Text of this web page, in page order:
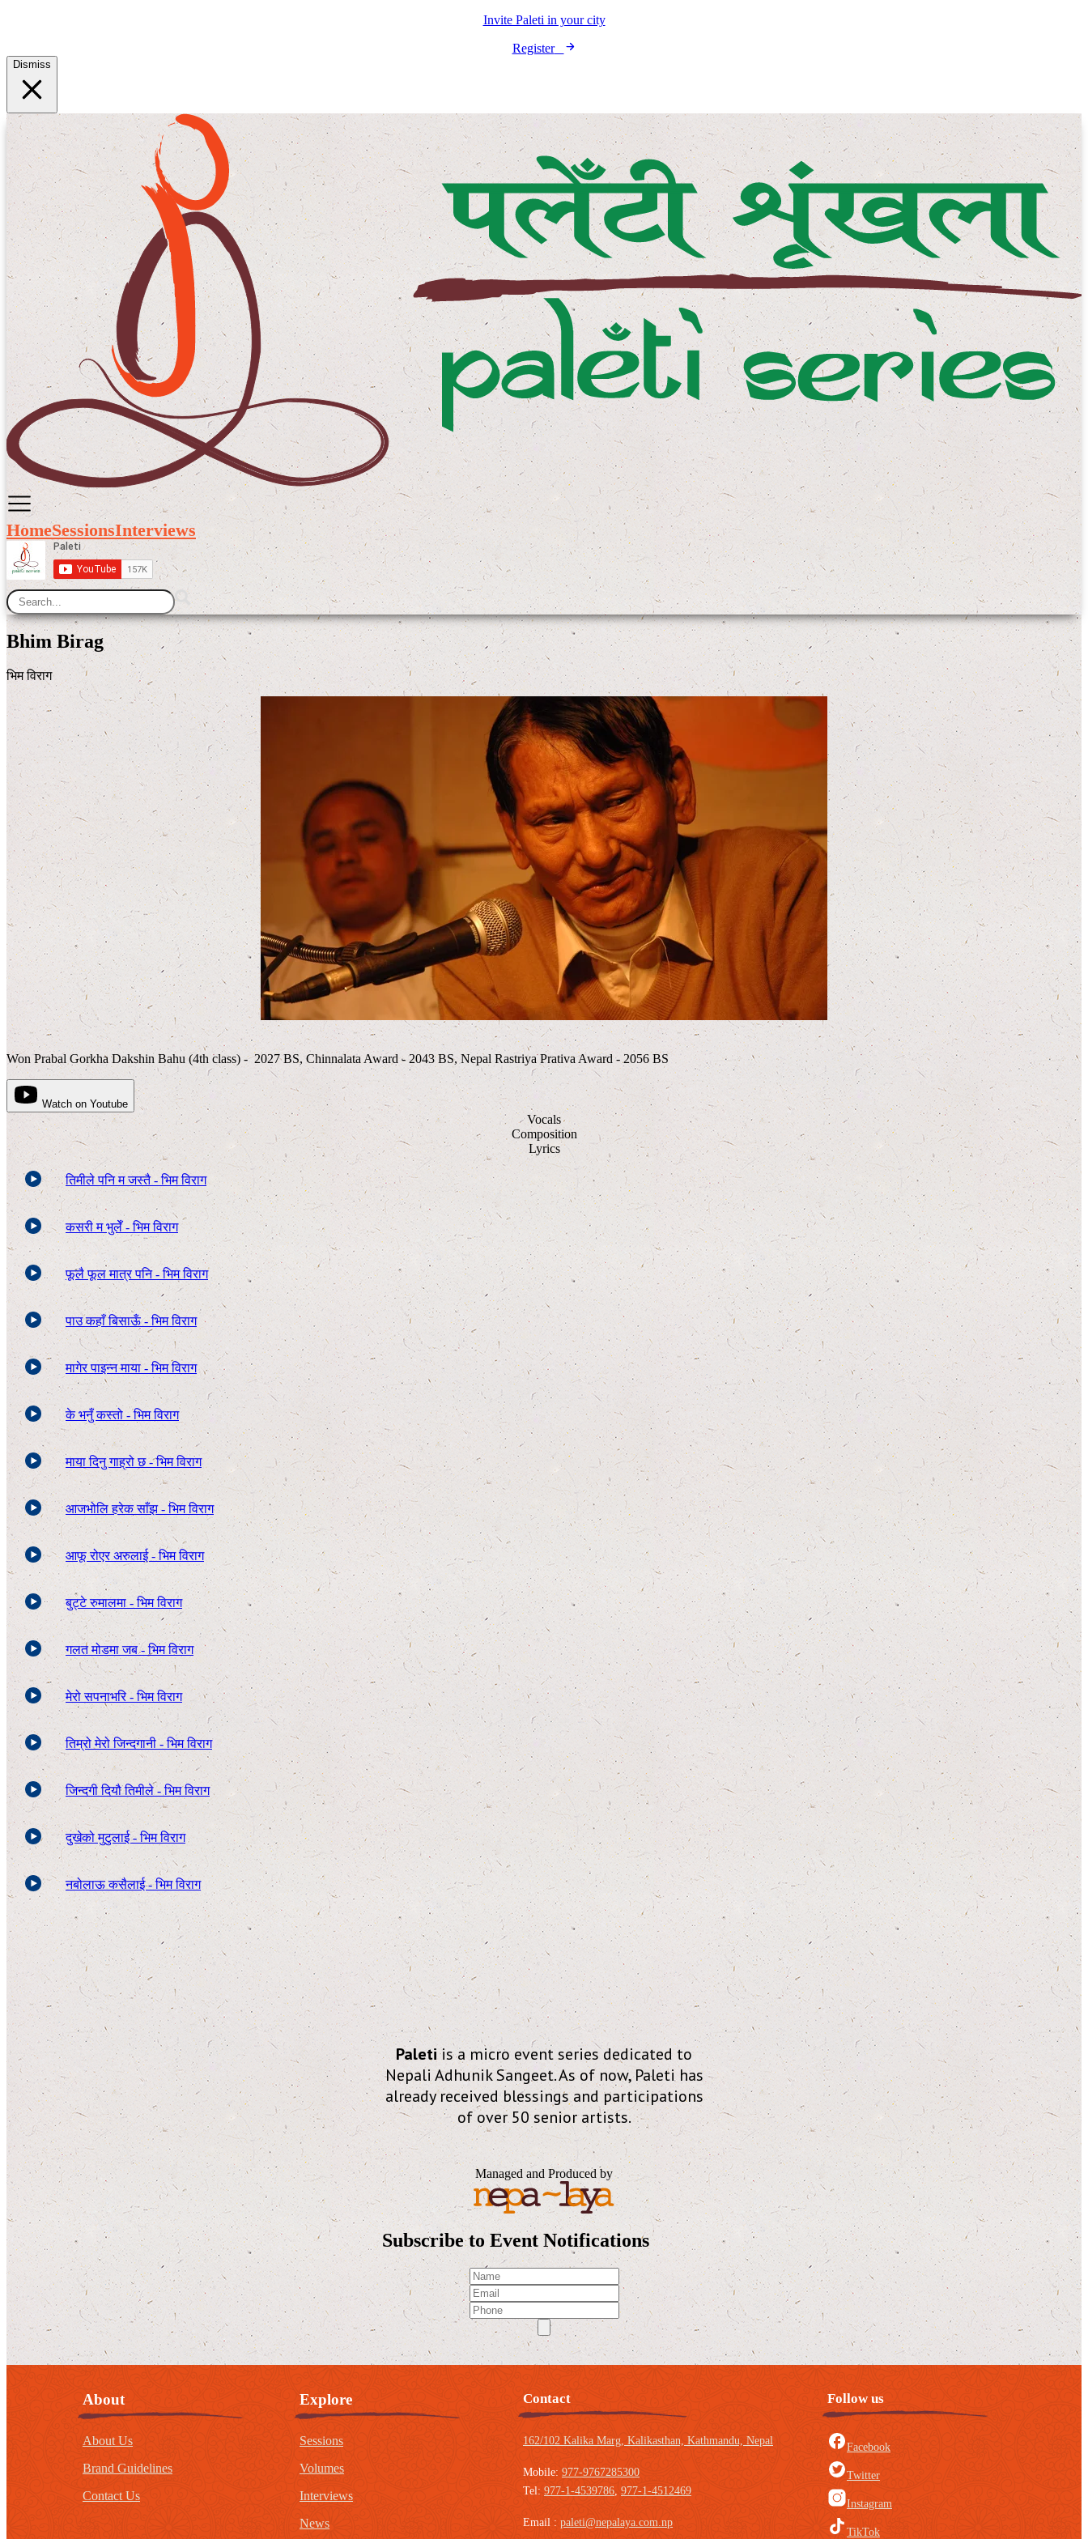
Invite Paleti in your city
Register
Dismiss
HomeSessionsInterviews
Bhim Birag
भिम विराग
Won Prabal Gorkha Dakshin Bahu (4th class) - 2027 BS, Chinnalata Award - 2043 BS, Nepal Rastriya Prativa Award - 2056 BS
Watch on Youtube
Vocals
Composition
Lyrics
तिमीले पनि म जस्तै - भिम विराग
कसरी म भुलेँ - भिम विराग
फूलै फूल मात्र पनि - भिम विराग
पाउ कहाँ बिसाऊँ - भिम विराग
मागेर पाइन्न माया - भिम विराग
के भनुँ कस्तो - भिम विराग
माया दिनु गाह्रो छ - भिम विराग
आजभोलि हरेक साँझ - भिम विराग
आफू रोएर अरुलाई - भिम विराग
बुट्टे रुमालमा - भिम विराग
गलत मोडमा जब - भिम विराग
मेरो सपनाभरि - भिम विराग
तिम्रो मेरो जिन्दगानी - भिम विराग
जिन्दगी दियौ तिमीले - भिम विराग
दुखेको मुटुलाई - भिम विराग
नबोलाऊ कसैलाई - भिम विराग
Paletiis a micro event series dedicated to
Nepali Adhunik Sangeet. As of now, Paleti has
already received blessings and participations
of over 50 senior artists.
Managed and Produced by
Subscribe to Event Notifications
About
About Us
Brand Guidelines
Contact Us
Explore
Sessions
Volumes
Interviews
News
Contact
162/102 Kalika Marg, Kalikasthan, Kathmandu, Nepal
Mobile: 977-9767285300
Tel: 977-1-4539786 977-1-4512469
Email : paleti@nepalaya.com.np
Follow us
Facebook
Twitter
Instagram
TikTok